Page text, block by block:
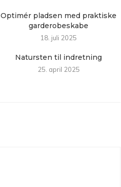
Optimér pladsen med praktiske
garderobeskabe
18. juli 2025
Natursten til indretning
25. april 2025